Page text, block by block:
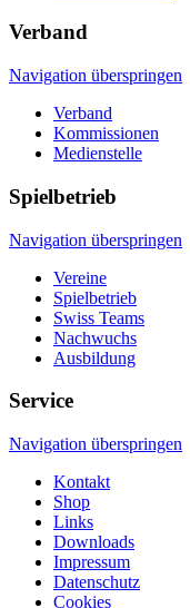
Verband
Navigation überspringen
Verband
Kommissionen
Medienstelle
Spielbetrieb
Navigation überspringen
Vereine
Spielbetrieb
Swiss Teams
Nachwuchs
Ausbildung
Service
Navigation überspringen
Kontakt
Shop
Links
Downloads
Impressum
Datenschutz
Cookies